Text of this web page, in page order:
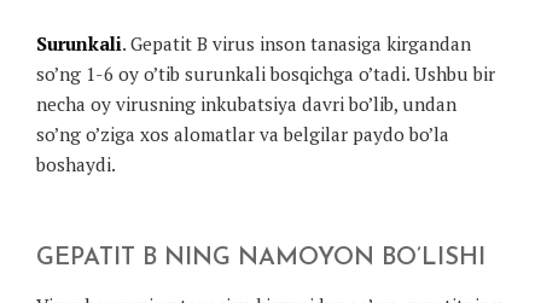
Surunkali. Gepatit B virus inson tanasiga kirgandan
so’ng 1-6 oy o’tib surunkali bosqichga o’tadi. Ushbu bir
necha oy virusning inkubatsiya davri bo’lib, undan
so’ng o’ziga xos alomatlar va belgilar paydo bo’la
boshaydi.
GEPATIT B NING NAMOYON BO’LISHI